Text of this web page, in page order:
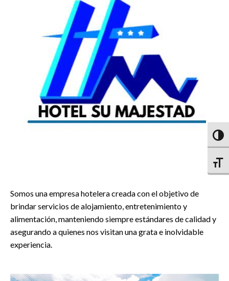
Somos una empresa hotelera creada con el objetivo de
brindar servicios de alojamiento, entretenimiento y
alimentación, manteniendo siempre estándares de calidad y
asegurando a quienes nos visitan una grata e inolvidable
experiencia.